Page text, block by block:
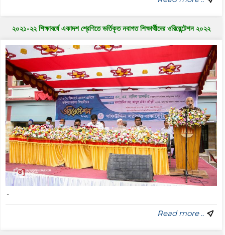
২০২১-২২ শিক্ষাবর্ষে একাদশ শ্রেণিতে ভর্তিকৃত নবাগত শিক্ষার্থীদের ওরিয়েন্টেশন ২০২২
..
Read more ..